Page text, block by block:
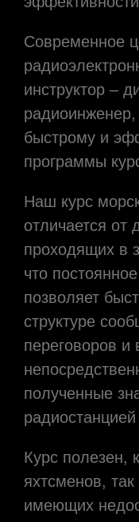
Современное
инструктор –
радиоинженер,
быстрому и
программы
Наш курс
отличается от
проходящих в
что
позволяет
структуре
переговоров и
полученные
Курс полезен,
яхтсменов,
имеющих